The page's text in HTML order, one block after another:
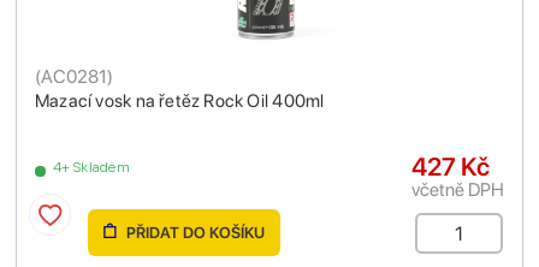
Mazací vosk na řetěz Rock Oil 400ml
(AC0281)
4+ Skladem 427 Kč
včetně DPH
PŘIDAT DO KOŠÍKU